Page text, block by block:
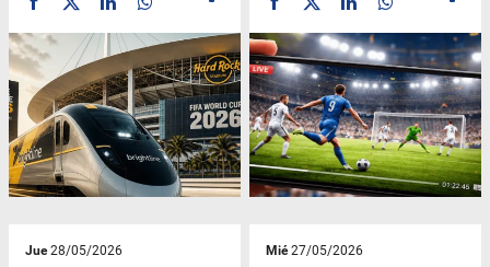
Jue28/05/2026 Mié27/05/2026